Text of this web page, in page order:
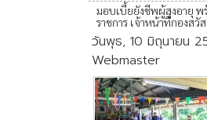
มอบเบี้ยยังชีพผู้สูงอายุ
ราชการ เจ้าหน้าที่กองส
วันพุธ, 10 มิถุนายน
Webmaster